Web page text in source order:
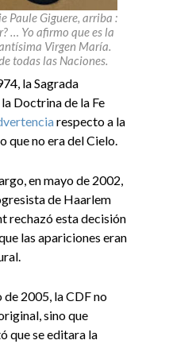
Paule Giguere, arriba :
… Yo afirmo que es la
Virgen María.
todas las Naciones.
la Sagrada
Doctrina de la Fe
respecto a la
que no era del Cielo.
en mayo de 2002,
de Haarlem
rechazó esta decisión
las apariciones eran
de 2005, la CDF no
sino que
que se editara la